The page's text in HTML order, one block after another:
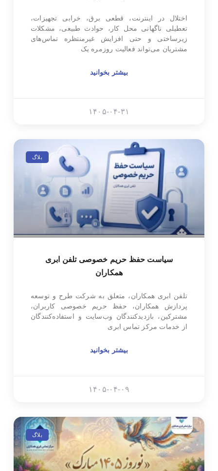
اختلال در اینترنت، قطعی برق، خرابی تجهیزات،
تعطیلی ناگهانی محل کار، حوادث طبیعی، مشکلات
زیرساختی و حتی افزایش غیرمنتظره تماس‌های
مشتریان می‌تواند فعالیت روزمره یک
بیشتر بخوانید
۱۴۰۵-۰۴-۳۱
بلاگ
سیاست حفظ حریم خصوصی تلفن ابری
همکاران
تلفن ابری همکاران، متعلق به شرکت طرح و توسعه
پردازش همکاران، حفظ حریم خصوصی کاربران،
مشترکین، بازدیدکنندگان وب‌سایت و استفاده‌کنندگان
از خدمات مرکز تماس ابری
بیشتر بخوانید
۱۴۰۵-۰۴-۰۹
بلاگ